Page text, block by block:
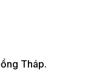
Tháp.